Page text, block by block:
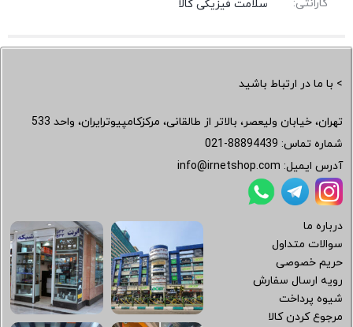
گارانتی: سلامت فیزیکی کالا
> با ما در ارتباط باشید
تهران، خیابان ولیعصر، بالاتر از طالقانی، مرکزکامپیوترایران، واحد 533
شماره تماس: 021-88894439
آدرس ایمیل: info@irnetshop.com
درباره ما
سوالات متداول
حریم خصوصی
رویه ارسال سفارش
شیوه پرداخت
مرجوع کردن کالا